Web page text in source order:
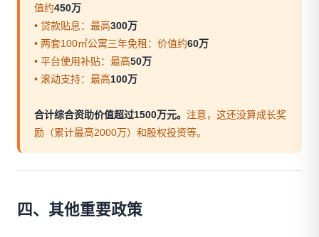
值约450万
• 贷款贴息：最高300万
• 两套100㎡公寓三年免租：价值约60万
• 平台使用补贴：最高50万
• 滚动支持：最高100万
合计综合资助价值超过1500万元。 注意，这还没算成长奖
励（累计最高2000万）和股权投资等。
四、其他重要政策